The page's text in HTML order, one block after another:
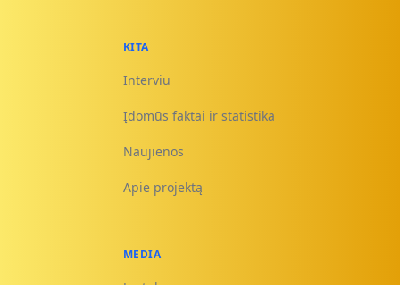
KITA
Interviu
Įdomūs faktai ir statistika
Naujienos
Apie projektą
MEDIA